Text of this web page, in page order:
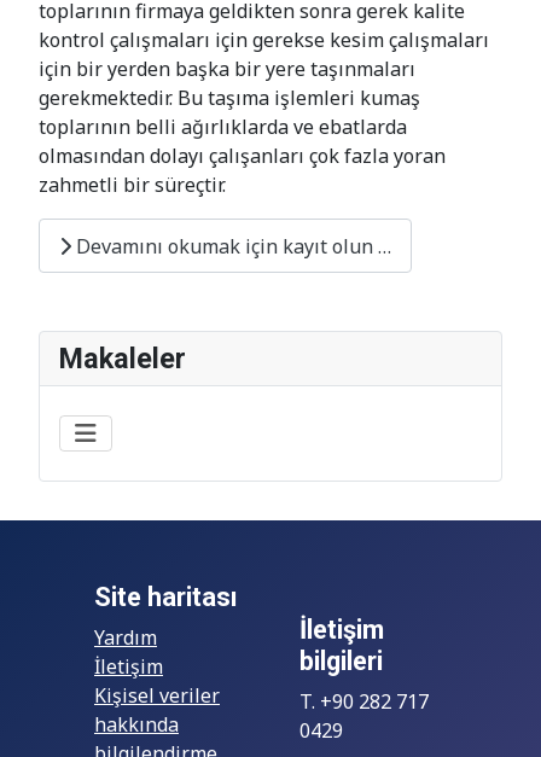
toplarının firmaya geldikten sonra gerek kalite
kontrol çalışmaları için gerekse kesim çalışmaları
için bir yerden başka bir yere taşınmaları
gerekmektedir. Bu taşıma işlemleri kumaş
toplarının belli ağırlıklarda ve ebatlarda
olmasından dolayı çalışanları çok fazla yoran
zahmetli bir süreçtir.
Devamını okumak için kayıt olun …
Makaleler
Site haritası
Yardım
İletişim
Kişisel veriler
hakkında
İletişim
bilgileri
T. +90 282 717
0429